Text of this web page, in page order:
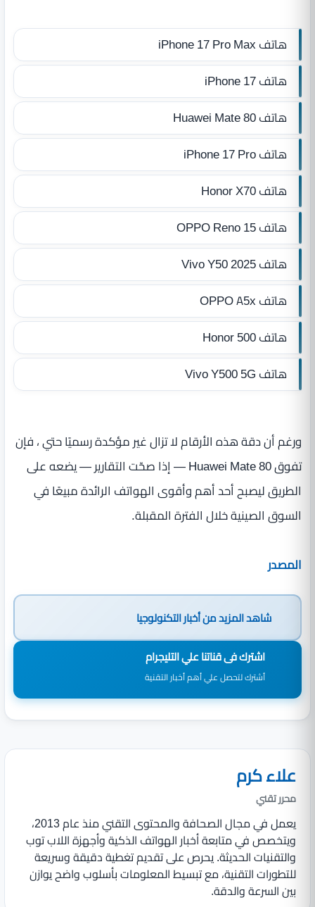
هاتف iPhone 17 Pro Max
هاتف iPhone 17
هاتف Huawei Mate 80
هاتف iPhone 17 Pro
هاتف Honor X70
هاتف OPPO Reno 15
هاتف Vivo Y50 2025
هاتف OPPO A5x
هاتف Honor 500
هاتف Vivo Y500 5G
ورغم أن دقة هذه الأرقام لا تزال غير مؤكدة رسميًا حتي ، فإن
تفوق Huawei Mate 80 — إذا صحّت التقارير — يضعه على
الطريق ليصبح أحد أهم وأقوى الهواتف الرائدة مبيعًا في
السوق الصينية خلال الفترة المقبلة.
المصدر
شاهد المزيد منأخبار التكنولوجيا
اشترك فى قناتنا علي التليجرام
أشترك لتحصل علي أهم أخبار التقنية
علاء كرم
محرر تقني
يعمل في مجال الصحافة والمحتوى التقني منذ عام 2013،
ويتخصص في متابعة أخبار الهواتف الذكية وأجهزة اللاب توب
والتقنيات الحديثة. يحرص على تقديم تغطية دقيقة وسريعة
للتطورات التقنية، مع تبسيط المعلومات بأسلوب واضح يوازن
بين السرعة والدقة.